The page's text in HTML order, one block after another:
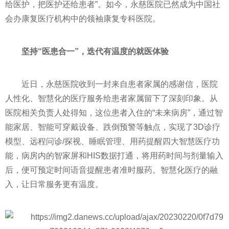
给医护，把医护还给患者”。如今，永慈医院已然成为中国社
会办康复医疗机构中的领袖康复专科医院。
坚持“医患合一”，迭代有温度的就医体验
近日，永慈医院收到一封来自患者家属的感谢信，医院
人性化、智慧化的医疗服务给患者家属留下了深刻印象。从
医院相关负责人处得知，这位患者入住的“未来病房”，通过智
能家居、智能可穿戴设备、跌倒预警等触点，实现了3D诊疗
模型、远程问诊/探视、睡眠管理、用药提醒四大智慧医疗功
能，病房内的智家屏和HIS数据打通，将用药时间与剂量输入
后，便可预定时间语音提醒患者准时服药。智慧化医疗的融
入，让日常服务更有温度。